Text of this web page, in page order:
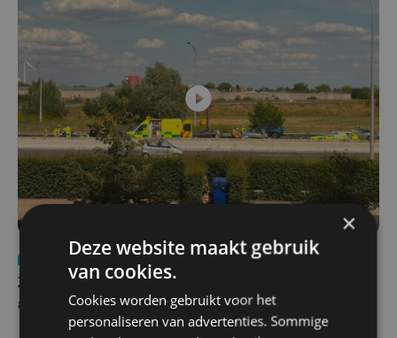
Nieuws Update
za 1 augustus | 17:21
Zwaar ongeval op E403 in Izegem: drie rijstroken
afgesloten
×
Deze website maakt gebruik
van cookies.
Cookies worden gebruikt voor het
personaliseren van advertenties. Sommige